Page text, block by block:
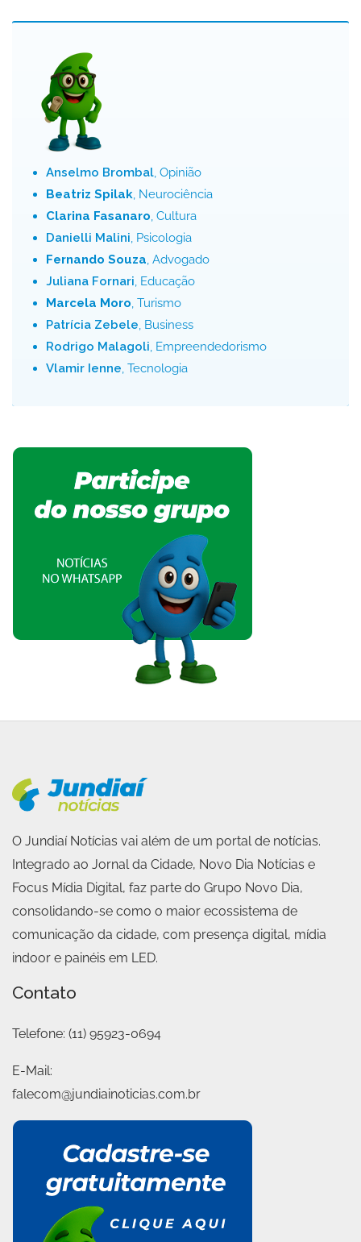
Anselmo Brombal, Opinião
Beatriz Spilak, Neurociência
Clarina Fasanaro, Cultura
Danielli Malini, Psicologia
Fernando Souza, Advogado
Juliana Fornari, Educação
Marcela Moro, Turismo
Patrícia Zebele, Business
Rodrigo Malagoli, Empreendedorismo
Vlamir Ienne, Tecnologia
O Jundiaí Notícias vai além de um portal de notícias.
Integrado ao Jornal da Cidade, Novo Dia Notícias e
Focus Mídia Digital, faz parte do Grupo Novo Dia,
consolidando-se como o maior ecossistema de
comunicação da cidade, com presença digital, mídia
indoor e painéis em LED.
Contato
Telefone: (11) 95923-0694
E-Mail:
falecom@jundiainoticias.com.br